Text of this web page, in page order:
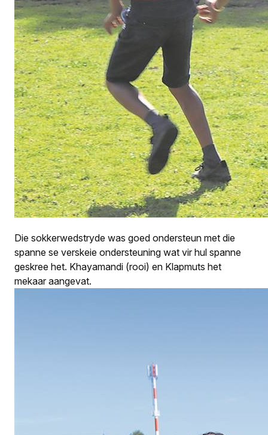
Die sokkerwedstryde was goed ondersteun met die
spanne se verskeie ondersteuning wat vir hul spanne
geskree het. Khayamandi (rooi) en Klapmuts het
mekaar aangevat.